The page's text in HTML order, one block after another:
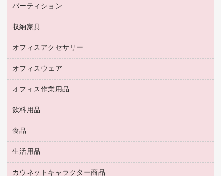
コピー用紙
インクジェットプリンタ用紙
ネットワーク／ＬＡＮアクセサリー
セキュリティ用品
スマートフォン／モバイル周辺機器
ＵＳＢハブ／ＵＳＢアクセサリー
ＯＡフィルター
ＯＡクリーナー／エアダスター
ＨＤＤ／ＳＳＤ
ディスプレイモニター
デジタルカメラ
スキャナー
コピー機
インクジェットプリンタ／複合機
メディア収納用品
オフィスチェア
ミーティングテーブル
デスク
カウンター
パーティション
ホワイトボード・黒板
収納家具
保管庫・書庫
ロッカー・下駄箱
その他収納
オフィスアクセサリー
オフィスアクセサリー
オフィスウェア
医療・介護・ワーキングウェア
ブラウス・シャツ
アウター
オフィス作業用品
養生用品
防災用備蓄食品・飲料
台車・脚立
倉庫収納用品
飲料用品
緑茶飲料
茶葉・インスタント
紅茶・バラエティ飲料
食品
食品
生活用品
浴室用品
カウネットキャラクター商品